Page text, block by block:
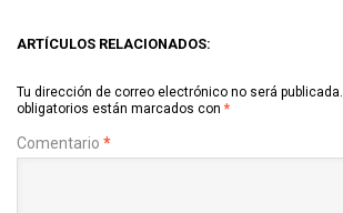
ARTÍCULOS RELACIONADOS:
Tu dirección de correo electrónico no será publicada.
obligatorios están marcados con *
Comentario *